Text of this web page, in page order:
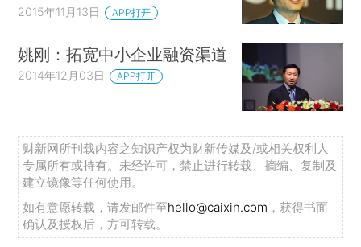
2015年11月13日 APP打开
姚刚：拓宽中小企业融资渠道
2014年12月03日 APP打开
财新网所刊载内容之知识产权为财新传媒及/或相关权利人
专属所有或持有。未经许可，禁止进行转载、摘编、复制及
建立镜像等任何使用。
如有意愿转载，请发邮件至hello@caixin.com ，获得书面
确认及授权后，方可转载。